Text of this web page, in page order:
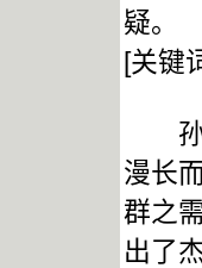
疑。
[关键
孙
漫长
群之
出了